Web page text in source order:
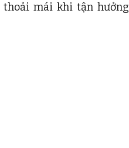
thoải mái khi tận hưởng